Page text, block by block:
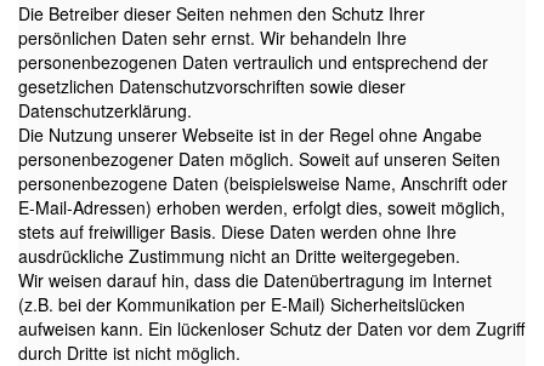
Die Betreiber dieser Seiten nehmen den Schutz Ihrer
persönlichen Daten sehr ernst. Wir behandeln Ihre
personenbezogenen Daten vertraulich und entsprechend der
gesetzlichen Datenschutzvorschriften sowie dieser
Datenschutzerklärung.
Die Nutzung unserer Webseite ist in der Regel ohne Angabe
personenbezogener Daten möglich. Soweit auf unseren Seiten
personenbezogene Daten (beispielsweise Name, Anschrift oder
E-Mail-Adressen) erhoben werden, erfolgt dies, soweit möglich,
stets auf freiwilliger Basis. Diese Daten werden ohne Ihre
ausdrückliche Zustimmung nicht an Dritte weitergegeben.
Wir weisen darauf hin, dass die Datenübertragung im Internet
(z.B. bei der Kommunikation per E-Mail) Sicherheitslücken
aufweisen kann. Ein lückenloser Schutz der Daten vor dem Zugriff
durch Dritte ist nicht möglich.